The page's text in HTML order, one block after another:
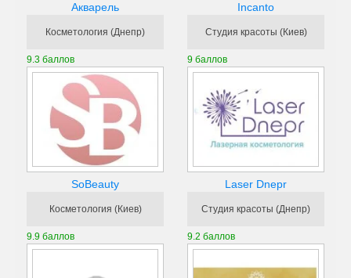
Акварель
Косметология (Днепр)
9.3 баллов
Incanto
Студия красоты (Киев)
9 баллов
SoBeauty
Косметология (Киев)
9.9 баллов
Laser Dnepr
Студия красоты (Днепр)
9.2 баллов